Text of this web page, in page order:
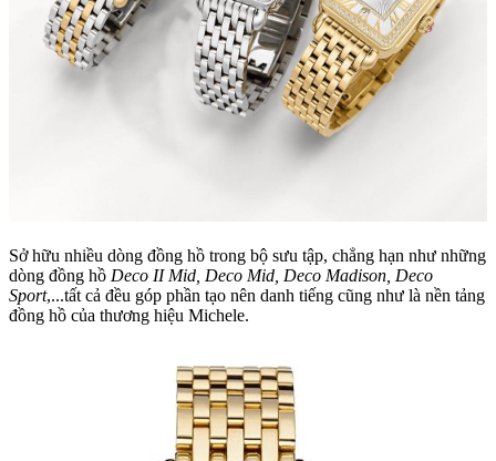
Sở hữu nhiều dòng đồng hồ trong bộ sưu tập, chẳng hạn như những
dòng đồng hồ Deco II Mid, Deco Mid, Deco Madison, Deco
Sport,...tất cả đều góp phần tạo nên danh tiếng cũng như là nền tảng
đồng hồ của thương hiệu Michele.